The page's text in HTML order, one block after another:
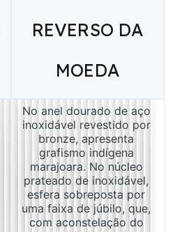
REVERSO DA
MOEDA
No anel dourado de aço
inoxidável revestido por
bronze, apresenta
grafismo indígena
marajoara. No núcleo
prateado de inoxidável,
esfera sobreposta por
uma faixa de júbilo, que,
com aconstelação do